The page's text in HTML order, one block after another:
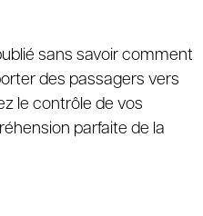
sans savoir comment
des passagers vers
le contrôle de vos
parfaite de la